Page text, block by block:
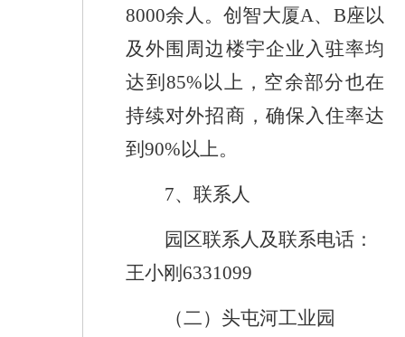
8000余人。创智大厦A、 B座以
及外围周边楼宇企业入驻率均
达到 85% 以上，空余部分也在
持续对外招商，确保入住率达
到90%以上。
7、联系人
园区联系人及联系电话 ：
王小刚 6331099
（二）头屯河工业园